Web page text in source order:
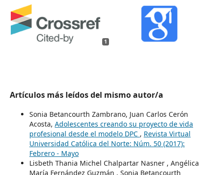
1
Artículos más leídos del mismo autor/a
Sonia Betancourth Zambrano, Juan Carlos Cerón
Acosta, Adolescentes creando su proyecto de vida
profesional desde el modelo DPC , Revista Virtual
Universidad Católica del Norte: Núm. 50 (2017):
Febrero - Mayo
Lisbeth Thania Michel Chalpartar Nasner , Angélica
María Fernández Guzmán , Sonia Betancourth